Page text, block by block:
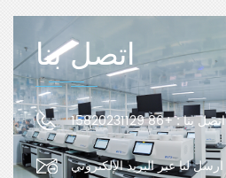
اتصل بنا
اتصل بنا :+86 15820231129